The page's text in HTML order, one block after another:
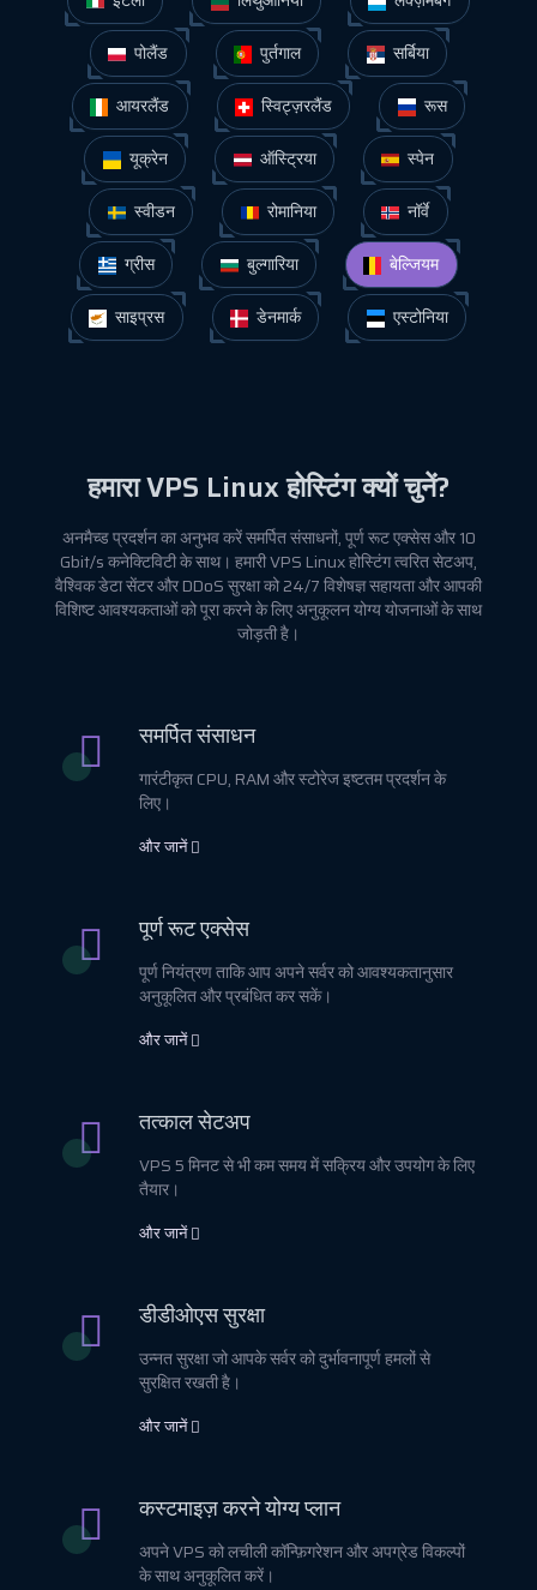
पोलैंड
पुर्तगाल
सर्बिया
आयरलैंड
स्विट्ज़रलैंड
रूस
यूक्रेन
ऑस्ट्रिया
स्पेन
स्वीडन
रोमानिया
नॉर्वे
ग्रीस
बुल्गारिया
बेल्जियम
साइप्रस
डेनमार्क एस्टोनिया
हमारा VPS Linux होस्टिंग क्यों चुनें?
अनमैच्ड प्रदर्शन का अनुभव करें समर्पित संसाधनों, पूर्ण रूट एक्सेस और 10
Gbit/s कनेक्टिविटी के साथ। हमारी VPS Linux होस्टिंग त्वरित सेटअप,
वैश्विक डेटा सेंटर और DDoS सुरक्षा को 24/7 विशेषज्ञ सहायता और आपकी
विशिष्ट आवश्यकताओं को पूरा करने के लिए अनुकूलन योग्य योजनाओं के साथ
जोड़ती है।
समर्पित संसाधन
गारंटीकृत CPU, RAM और स्टोरेज इष्टतम प्रदर्शन के
लिए।
और जानें
पूर्ण रूट एक्सेस
पूर्ण नियंत्रण ताकि आप अपने सर्वर को आवश्यकतानुसार
अनुकूलित और प्रबंधित कर सकें।
और जानें
तत्काल सेटअप
VPS 5 मिनट से भी कम समय में सक्रिय और उपयोग के लिए
तैयार।
और जानें
डीडीओएस सुरक्षा
उन्नत सुरक्षा जो आपके सर्वर को दुर्भावनापूर्ण हमलों से
सुरक्षित रखती है।
और जानें
कस्टमाइज़ करने योग्य प्लान
अपने VPS को लचीली कॉन्फ़िगरेशन और अपग्रेड विकल्पों
के साथ अनुकूलित करें।